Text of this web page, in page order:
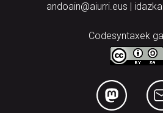
andoain@aiurri.eus |
Codesyntaxek